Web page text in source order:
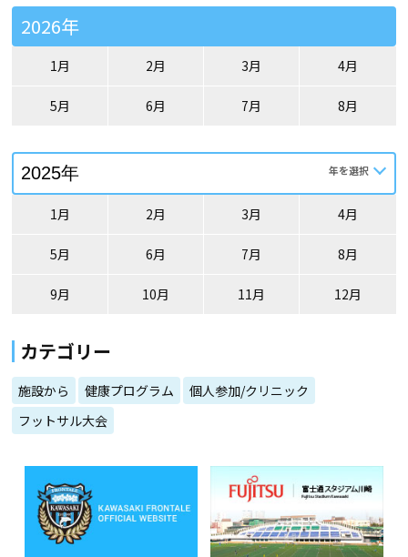
2026年
1月 2月 3月 4月
5月 6月 7月 8月
1月 2月 3月 4月
5月 6月 7月 8月
9月 10月 11月 12月
カテゴリー
施設から 健康プログラム
個人参加/クリニック
フットサル大会